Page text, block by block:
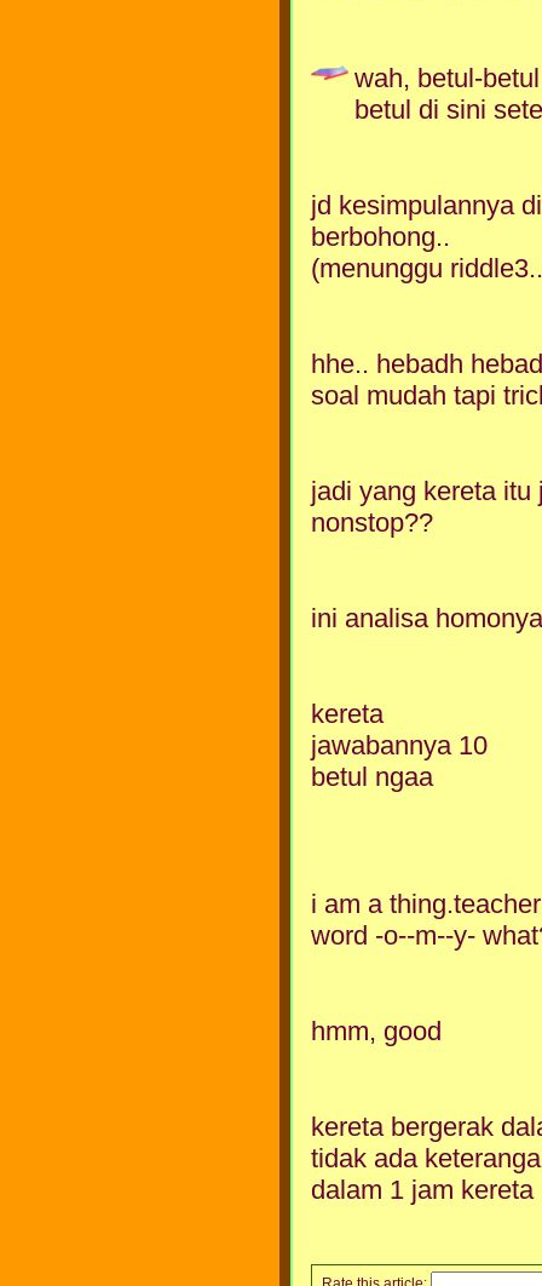
wah, betul-
betul di sini
jd kesimpulannya
berbohong..
(menunggu
hhe.. hebadh
soal mudah tapi
jadi yang kereta itu
nonstop??
ini analisa
kereta
jawabannya 10
betul ngaa
i am a
word -o--m--y-
hmm, good
kereta bergerak
tidak ada
dalam 1 jam